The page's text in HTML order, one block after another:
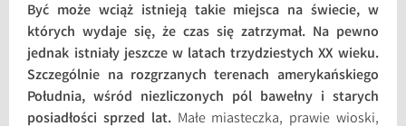
Być może wciąż istnieją takie miejsca na świecie, w
których wydaje się, że czas się zatrzymał. Na pewno
jednak istniały jeszcze w latach trzydziestych XX wieku.
Szczególnie na rozgrzanych terenach amerykańskiego
Południa, wśród niezliczonych pól bawełny i starych
posiadłości sprzed lat.Małe miasteczka, prawie wioski,